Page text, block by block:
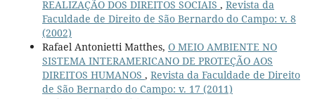
REALIZAÇÃO DOS DIREITOS SOCIAIS , Revista da
Faculdade de Direito de São Bernardo do Campo: v. 8
(2002)
Rafael Antonietti Matthes, O MEIO AMBIENTE NO
SISTEMA INTERAMERICANO DE PROTEÇÃO AOS
DIREITOS HUMANOS , Revista da Faculdade de Direito
de São Bernardo do Campo: v. 17 (2011)